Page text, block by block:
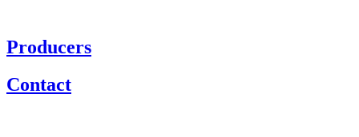
Producers
Contact